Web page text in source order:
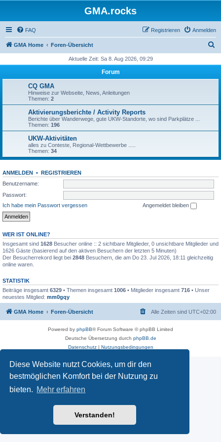
Diese Website nutzt Cookies, um dir den
bestmöglichen Komfort bei der Nutzung zu
bieten. Mehr erfahren
Verstanden!
GMA.rocks
FAQ Anmelden
Registrieren
GMA Home Foren-Übersicht
h
Aktuelle Zeit: Sa 8. Aug 2026, 09:29
Forum
CQ GMA
Hinweise zur Webseite, News, Anleitungen
Themen: 2
Aktivierungsberichte / Activity Reports
Berichte über Wanderwege, gute UKW-Standorte, wo sind Parkplätze ...
Themen: 196
UKW-Aktivitäten
alles zu Conteste, Regional-Wettbewerbe .....
Themen: 34
ANMELDEN • REGISTRIEREN
Benutzername:
Passwort:
Ich habe mein Passwort vergessen
Angemeldet bleiben
WER IST ONLINE?
Insgesamt sind 1628 Besucher online :: 2 sichtbare Mitglieder, 0 unsichtbare Mitglieder und
1626 Gäste (basierend auf den aktiven Besuchern der letzten 5 Minuten)
Der Besucherrekord liegt bei 2848 Besuchern, die am Do 23. Jul 2026, 18:11 gleichzeitig
online waren.
STATISTIK
Beiträge insgesamt 6329 • Themen insgesamt 1006 • Mitglieder insgesamt 716 • Unser
neuestes Mitglied: mm0gqy
GMA Home Foren-Übersicht Alle Zeiten sind UTC+02:00
Powered by phpBB® Forum Software © phpBB Limited
Deutsche Übersetzung durch phpBB.de
Datenschutz| Nutzungsbedingungen